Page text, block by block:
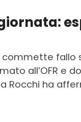
giornata:
commette
all’OFR e
Rocchi ha